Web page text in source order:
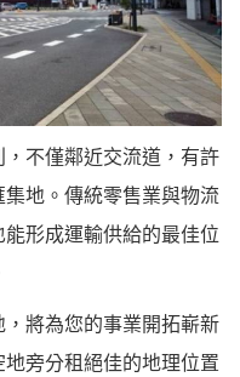
不僅鄰近交流道，有許
地。傳統零售業與物流
形成運輸供給的最佳位
將為您的事業開拓嶄新
旁分租絕佳的地理位置